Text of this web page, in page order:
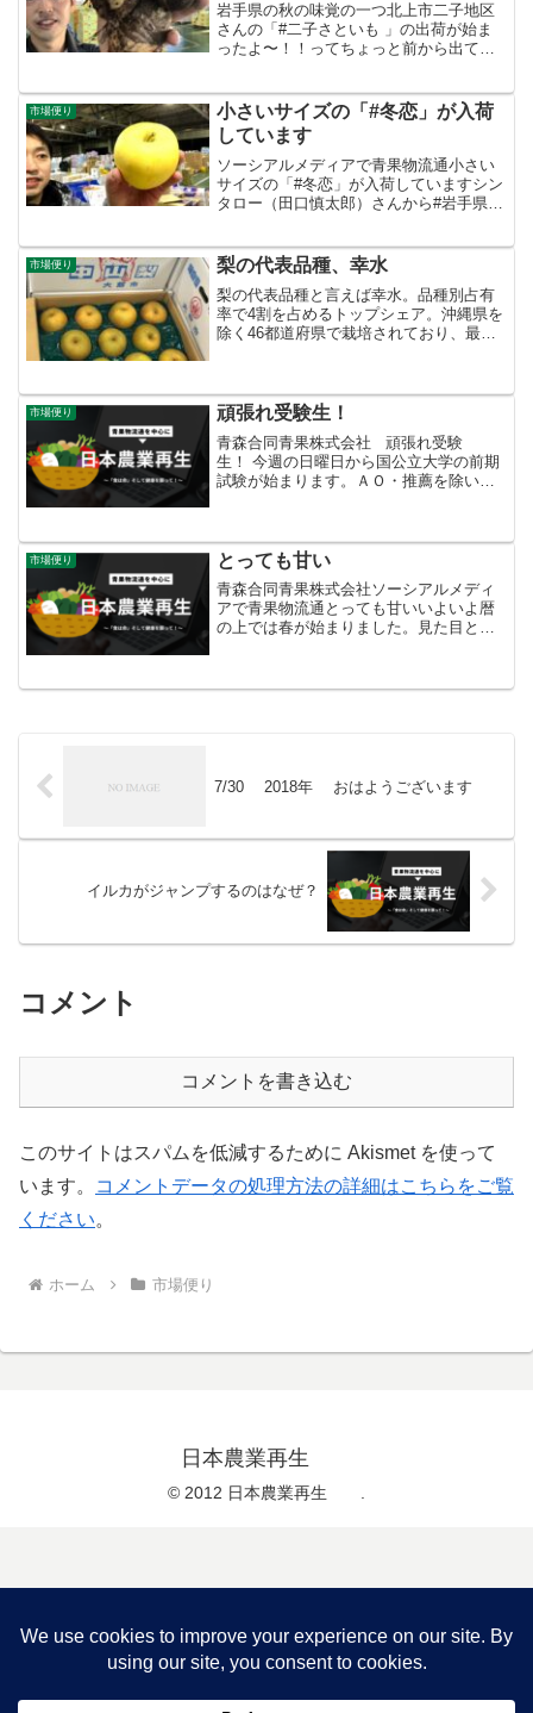
岩手県の秋の味覚の一つ北上市二子地区
さんの「#二子さといも 」の出荷が始ま
ったよ〜！！ってちょっと前から出てる
らスタートなんですよ〜。
市場便り
小さいサイズの「#冬恋」が入荷
しています
ソーシアルメディアで青果物流通小さい
サイズの「#冬恋」が入荷していますシン
タロー（田口慎太郎）さんから#岩手県
知らなかったんですが、小さくても厳し
い選果基準を満た...
市場便り 梨の代表品種、幸水
梨の代表品種と言えば幸水。品種別占有
率で4割を占めるトップシェア。沖縄県を
除く46都道府県で栽培されており、最も
市場便り 頑張れ受験生！
青森合同青果株式会社 頑張れ受験
生！ 今週の日曜日から国公立大学の前期
試験が始まります。ＡＯ・推薦を除いた
山。受験に縁起の良い「い...
市場便り とっても甘い
青森合同青果株式会社ソーシアルメディ
アで青果物流通とっても甘いいよいよ暦
の上では春が始まりました。見た目と味
さぞかし酸っぱいだろうと思いきや、蜂
7/30 2018年 おはようございます
イルカがジャンプするのはなぜ？
コメント
コメントを書き込む
このサイトはスパムを低減するために Akismet を使って
います。
コメントデータの処理方法の詳細はこちらをご覧
ください。
ホーム 市場便り
日本農業再生
© 2012 日本農業再生 .